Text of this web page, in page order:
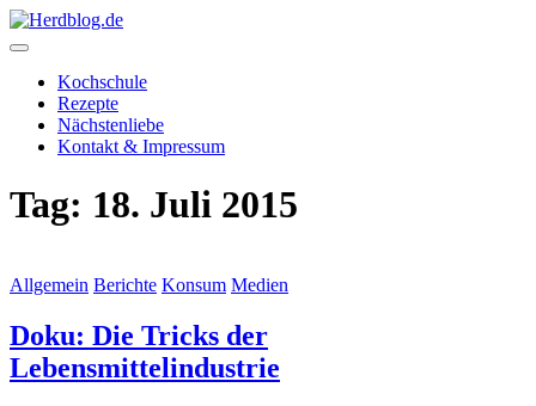
Skip
to
Herdblog.de
Kochschule
Rezepte
Nächstenliebe
Kontakt & Impressum
Tag: 18. Juli 2015
Allgemein Berichte Konsum Medien
Doku: Die Tricks der
Lebensmittelindustrie